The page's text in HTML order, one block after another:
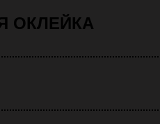
ОКЛЕЙКА